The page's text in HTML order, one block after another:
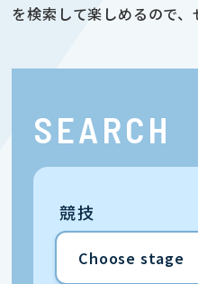
を検索して楽しめるので、
SEARCH
競技